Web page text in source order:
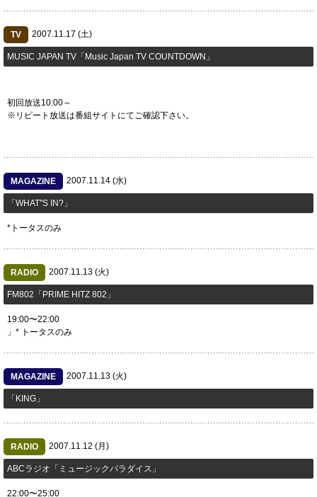
TV 2007.11.17 (土)
MUSIC JAPAN TV「Music Japan TV COUNTDOWN」
初回放送10:00～
※リピート放送は番組サイトにてご確認下さい。
MAGAZINE 2007.11.14 (水)
「WHAT''S IN?」
*トータスのみ
RADIO 2007.11.13 (火)
FM802「PRIME HITZ 802」
19:00〜22:00
」* トータスのみ
MAGAZINE 2007.11.13 (火)
「KING」
RADIO 2007.11.12 (月)
ABCラジオ「ミュージックパラダイス」
22:00〜25:00